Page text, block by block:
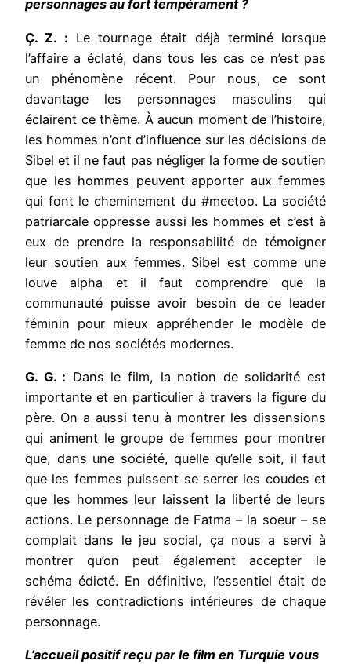
personnages au fort tempérament ?
Ç. Z. : Le tournage était déjà terminé lorsque
l’affaire a éclaté, dans tous les cas ce n’est pas
un phénomène récent. Pour nous, ce sont
davantage les personnages masculins qui
éclairent ce thème. À aucun moment de l’histoire,
les hommes n’ont d’influence sur les décisions de
Sibel et il ne faut pas négliger la forme de soutien
que les hommes peuvent apporter aux femmes
qui font le cheminement du #meetoo. La société
patriarcale oppresse aussi les hommes et c’est à
eux de prendre la responsabilité de témoigner
leur soutien aux femmes. Sibel est comme une
louve alpha et il faut comprendre que la
communauté puisse avoir besoin de ce leader
féminin pour mieux appréhender le modèle de
femme de nos sociétés modernes.
G. G. : Dans le film, la notion de solidarité est
importante et en particulier à travers la figure du
père. On a aussi tenu à montrer les dissensions
qui animent le groupe de femmes pour montrer
que, dans une société, quelle qu’elle soit, il faut
que les femmes puissent se serrer les coudes et
que les hommes leur laissent la liberté de leurs
actions. Le personnage de Fatma – la soeur – se
complait dans le jeu social, ça nous a servi à
montrer qu’on peut également accepter le
schéma édicté. En définitive, l’essentiel était de
révéler les contradictions intérieures de chaque
personnage.
L’accueil positif reçu par le film en Turquie vous